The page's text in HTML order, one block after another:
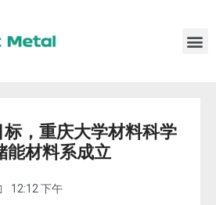
标，重庆大学材料科学
能材料系成立
12:12 下午